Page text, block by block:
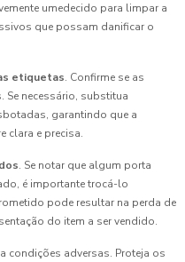
umedecido para limpar a
que possam danificar o
etiquetas. Confirme se as
Se necessário, substitua
garantindo que a
clara e precisa.
. Se notar que algum porta
é importante trocá-lo
pode resultar na perda de
do item a ser vendido.
condições adversas. Proteja os